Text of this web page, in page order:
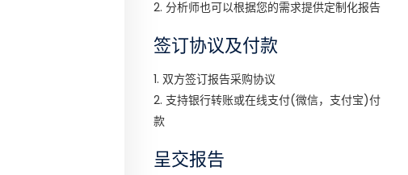
2. 分析师也可以根据您的需求提供定制化报告
签订协议及付款
1. 双方签订报告采购协议
2. 支持银行转账或在线支付(微信，支付宝)付
款
呈交报告